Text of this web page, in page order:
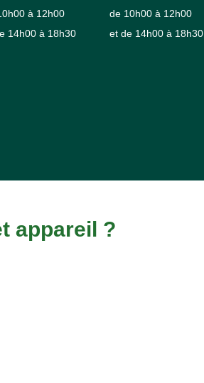
à 12h00
14h00 à 18h30
de 10h00 à 12h00
et de 14h00 à 18h30
appareil ?